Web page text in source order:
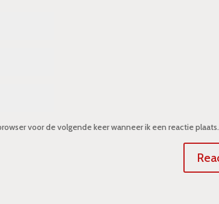
voor de volgende keer wanneer ik een reactie plaats.